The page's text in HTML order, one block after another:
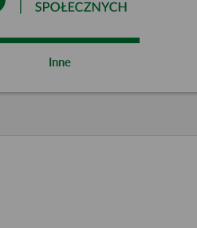
Inne